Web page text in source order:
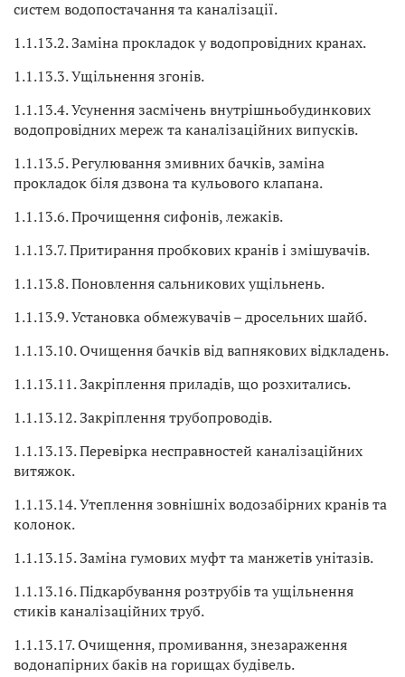
систем водопостачання та каналізації.
1.1.13.2. Заміна прокладок у водопровідних кранах.
1.1.13.3. Ущільнення згонів.
1.1.13.4. Усунення засмічень внутрішньобудинкових
водопровідних мереж та каналізаційних випусків.
1.1.13.5. Регулювання змивних бачків, заміна
прокладок біля дзвона та кульового клапана.
1.1.13.6. Прочищення сифонів, лежаків.
1.1.13.7. Притирання пробкових кранів і змішувачів.
1.1.13.8. Поновлення сальникових ущільнень.
1.1.13.9. Установка обмежувачів – дросельних шайб.
1.1.13.10. Очищення бачків від вапнякових відкладень.
1.1.13.11. Закріплення приладів, що розхитались.
1.1.13.12. Закріплення трубопроводів.
1.1.13.13. Перевірка несправностей каналізаційних
витяжок.
1.1.13.14. Утеплення зовнішніх водозабірних кранів та
колонок.
1.1.13.15. Заміна гумових муфт та манжетів унітазів.
1.1.13.16. Підкарбування розтрубів та ущільнення
стиків каналізаційних труб.
1.1.13.17. Очищення, промивання, знезараження
водонапірних баків на горищах будівель.